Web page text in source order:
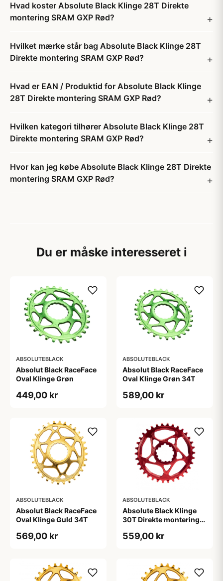
Hvad koster Absolute Black Klinge 28T Direkte
montering SRAM GXP Rød?
Hvilket mærke står bag Absolute Black Klinge 28T
Direkte montering SRAM GXP Rød?
Hvad er EAN / Produktid for Absolute Black Klinge
28T Direkte montering SRAM GXP Rød?
Hvilken kategori tilhører Absolute Black Klinge 28T
Direkte montering SRAM GXP Rød?
Hvor kan jeg købe Absolute Black Klinge 28T Direkte
montering SRAM GXP Rød?
Du er måske interesseret i
ABSOLUTEBLACK
Absolut Black RaceFace
Oval Klinge Grøn
449,00 kr
ABSOLUTEBLACK
Absolut Black RaceFace
Oval Klinge Grøn 34T
589,00 kr
ABSOLUTEBLACK
Absolut Black RaceFace
Oval Klinge Guld 34T
569,00 kr
ABSOLUTEBLACK
Absolute Black Klinge
30T Direkte montering
Rød
559,00 kr